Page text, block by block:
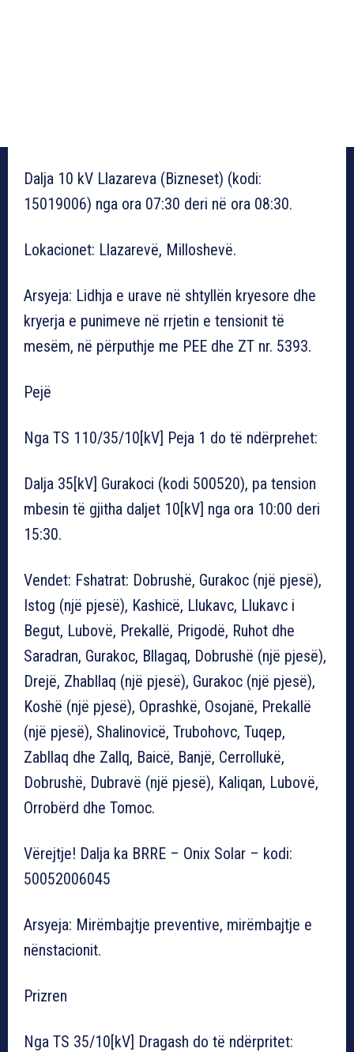
Dalja 10 kV Llazareva (Bizneset) (kodi:
15019006) nga ora 07:30 deri në ora 08:30.
Lokacionet: Llazarevë, Milloshevë.
Arsyeja: Lidhja e urave në shtyllën kryesore dhe
kryerja e punimeve në rrjetin e tensionit të
mesëm, në përputhje me PEE dhe ZT nr. 5393.
Pejë
Nga TS 110/35/10[kV] Peja 1 do të ndërprehet:
Dalja 35[kV] Gurakoci (kodi 500520), pa tension
mbesin të gjitha daljet 10[kV] nga ora 10:00 deri
15:30.
Vendet: Fshatrat: Dobrushë, Gurakoc (një pjesë),
Istog (një pjesë), Kashicë, Llukavc, Llukavc i
Begut, Lubovë, Prekallë, Prigodë, Ruhot dhe
Saradran, Gurakoc, Bllagaq, Dobrushë (një pjesë),
Drejë, Zhabllaq (një pjesë), Gurakoc (një pjesë),
Koshë (një pjesë), Oprashkë, Osojanë, Prekallë
(një pjesë), Shalinovicë, Trubohovc, Tuqep,
Zabllaq dhe Zallq, Baicë, Banjë, Cerrollukë,
Dobrushë, Dubravë (një pjesë), Kaliqan, Lubovë,
Orrobërd dhe Tomoc.
Vërejtje! Dalja ka BRRE – Onix Solar – kodi:
50052006045
Arsyeja: Mirëmbajtje preventive, mirëmbajtje e
nënstacionit.
Prizren
Nga TS 35/10[kV] Dragash do të ndërpritet: